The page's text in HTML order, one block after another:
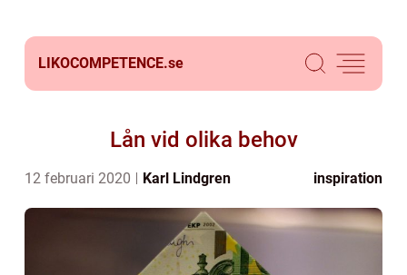
LIKOCOMPETENCE.se
Lån vid olika behov
12 februari 2020 Karl Lindgren inspiration